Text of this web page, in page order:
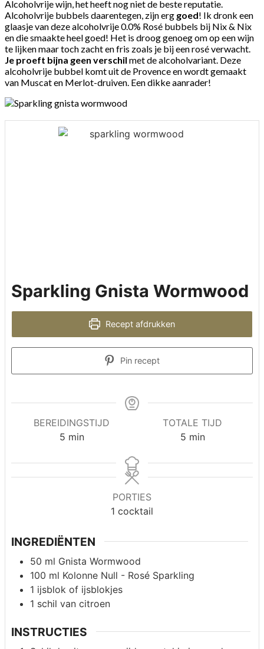
Alcoholvrije wijn, het heeft nog niet de beste reputatie.
Alcoholvrije bubbels daarentegen, zijn erg goed! Ik dronk een
glaasje van deze alcoholvrije 0.0% Rosé bubbels bij Nix & Nix
en die smaakte heel goed! Het is droog genoeg om op een wijn
te lijken maar toch zacht en fris zoals je bij een rosé verwacht.
Je proeft bijna geen verschil met de alcoholvariant. Deze
alcoholvrije bubbel komt uit de Provence en wordt gemaakt
van Muscat en Merlot-druiven. Een dikke aanrader!
Sparkling Gnista Wormwood
Recept afdrukken
Pin recept
BEREIDINGSTIJD
5minuten
min
TOTALE TIJD
5minuten
min
PORTIES
1 cocktail
INGREDIËNTEN
50 ml Gnista Wormwood
100 ml Kolonne Null - Rosé Sparkling
1 ijsblok of ijsblokjes
1 schil van citroen
INSTRUCTIES